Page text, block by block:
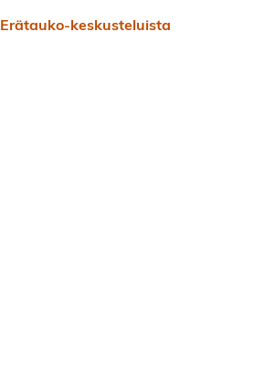
Erätauko-keskusteluista